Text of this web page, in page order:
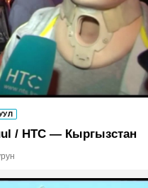
/ НТС — Кыргызстан